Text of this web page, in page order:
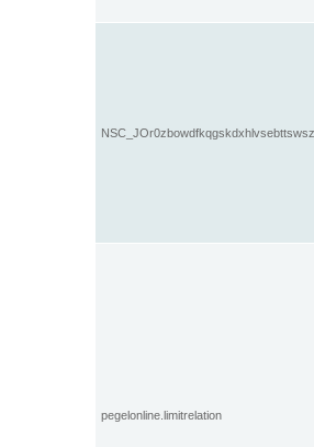
pegelonline.limitrelation